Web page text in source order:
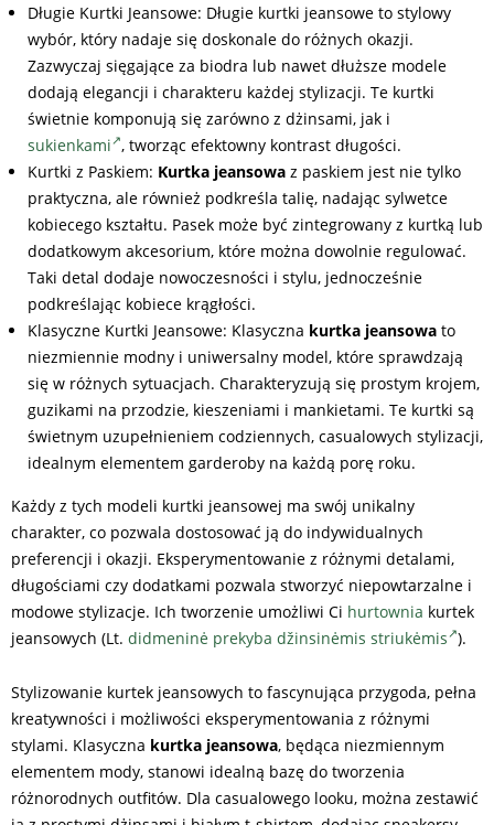
Długie Kurtki Jeansowe: Długie kurtki jeansowe to stylowy
wybór, który nadaje się doskonale do różnych okazji.
Zazwyczaj sięgające za biodra lub nawet dłuższe modele
dodają elegancji i charakteru każdej stylizacji. Te kurtki
świetnie komponują się zarówno z dżinsami, jak i
sukienkami , tworząc efektowny kontrast długości.
Kurtki z Paskiem: Kurtka jeansowa z paskiem jest nie tylko
praktyczna, ale również podkreśla talię, nadając sylwetce
kobiecego kształtu. Pasek może być zintegrowany z kurtką lub
dodatkowym akcesorium, które można dowolnie regulować.
Taki detal dodaje nowoczesności i stylu, jednocześnie
podkreślając kobiece krągłości.
Klasyczne Kurtki Jeansowe: Klasyczna kurtka jeansowa to
niezmiennie modny i uniwersalny model, które sprawdzają
się w różnych sytuacjach. Charakteryzują się prostym krojem,
guzikami na przodzie, kieszeniami i mankietami. Te kurtki są
świetnym uzupełnieniem codziennych, casualowych stylizacji,
idealnym elementem garderoby na każdą porę roku.
Każdy z tych modeli kurtki jeansowej ma swój unikalny
charakter, co pozwala dostosować ją do indywidualnych
preferencji i okazji. Eksperymentowanie z różnymi detalami,
długościami czy dodatkami pozwala stworzyć niepowtarzalne i
modowe stylizacje. Ich tworzenie umożliwi Ci hurtownia kurtek
jeansowych (Lt. didmeninė prekyba džinsinėmis striukėmis ).
Stylizowanie kurtek jeansowych to fascynująca przygoda, pełna
kreatywności i możliwości eksperymentowania z różnymi
stylami. Klasyczna kurtka jeansowa, będąca niezmiennym
elementem mody, stanowi idealną bazę do tworzenia
różnorodnych outfitów. Dla casualowego looku, można zestawić